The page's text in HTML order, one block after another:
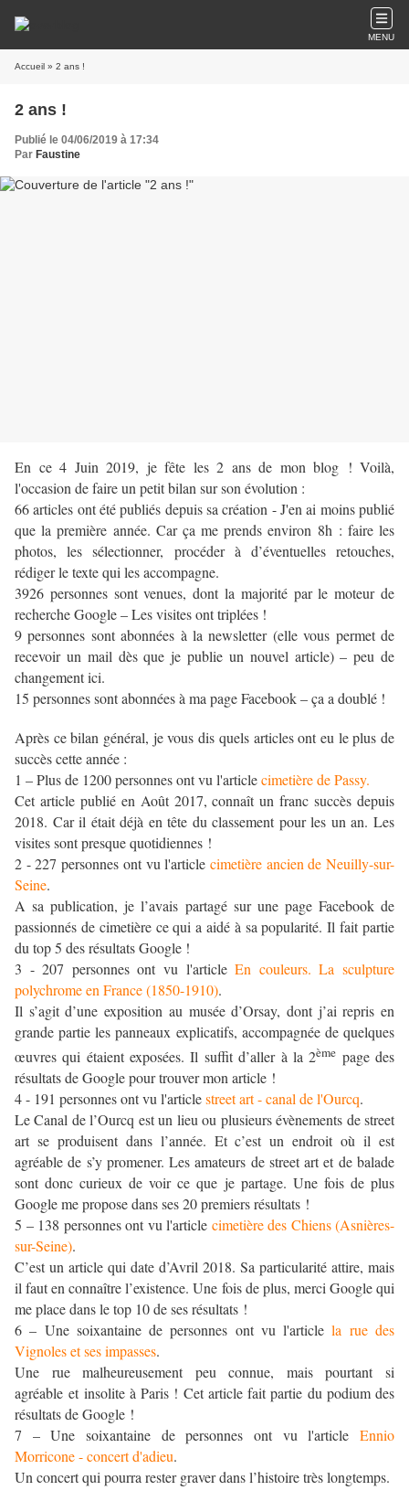
MENU
Accueil » 2 ans !
2 ans !
Publié le 04/06/2019 à 17:34
Par Faustine
En ce 4 Juin 2019, je fête les 2 ans de mon blog ! Voilà,
l'occasion de faire un petit bilan sur son évolution :
66 articles ont été publiés depuis sa création - J'en ai moins publié
que la première année. Car ça me prends environ 8h : faire les
photos, les sélectionner, procéder à d’éventuelles retouches,
rédiger le texte qui les accompagne.
3926 personnes sont venues, dont la majorité par le moteur de
recherche Google – Les visites ont triplées !
9 personnes sont abonnées à la newsletter (elle vous permet de
recevoir un mail dès que je publie un nouvel article) – peu de
changement ici.
15 personnes sont abonnées à ma page Facebook – ça a doublé !
Après ce bilan général, je vous dis quels articles ont eu le plus de
succès cette année :
1 – Plus de 1200 personnes ont vu l'articlecimetière de Passy.
Cet article publié en Août 2017, connaît un franc succès depuis
2018. Car il était déjà en tête du classement pour les un an. Les
visites sont presque quotidiennes !
2 - 227 personnes ont vu l'article cimetière ancien de Neuilly-sur-
Seine.
A sa publication, je l’avais partagé sur une page Facebook de
passionnés de cimetière ce qui a aidé à sa popularité. Il fait partie
du top 5 des résultats Google !
3 - 207 personnes ont vu l'articleEn couleurs. La sculpture
polychrome en France (1850-1910).
Il s’agit d’une exposition au musée d’Orsay, dont j’ai repris en
grande partie les panneaux explicatifs, accompagnée de quelques
œuvres qui étaient exposées. Il suffit d’aller à la 2ème page des
résultats de Google pour trouver mon article !
4 - 191 personnes ont vu l'articlestreet art - canal de l'Ourcq.
Le Canal de l’Ourcq est un lieu ou plusieurs évènements de street
art se produisent dans l’année. Et c’est un endroit où il est
agréable de s’y promener. Les amateurs de street art et de balade
sont donc curieux de voir ce que je partage. Une fois de plus
Google me propose dans ses 20 premiers résultats !
5 – 138 personnes ont vu l'article cimetière des Chiens (Asnières-
sur-Seine).
C’est un article qui date d’Avril 2018. Sa particularité attire, mais
il faut en connaître l’existence. Une fois de plus, merci Google qui
me place dans le top 10 de ses résultats !
6 – Une soixantaine de personnes ont vu l'articlela rue des
Vignoles et ses impasses.
Une rue malheureusement peu connue, mais pourtant si
agréable et insolite à Paris ! Cet article fait partie du podium des
résultats de Google !
7 – Une soixantaine de personnes ont vu l'article Ennio
Morricone - concert d'adieu.
Un concert qui pourra rester graver dans l’histoire très longtemps.